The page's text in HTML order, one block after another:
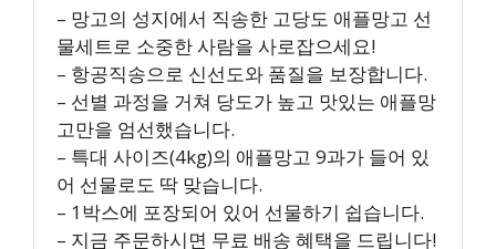
– 망고의 성지에서 직송한 고당도 애플망고 선
물세트로 소중한 사람을 사로잡으세요!
– 항공직송으로 신선도와 품질을 보장합니다.
– 선별 과정을 거쳐 당도가 높고 맛있는 애플망
고만을 엄선했습니다.
– 특대 사이즈(4kg)의 애플망고 9과가 들어 있
어 선물로도 딱 맞습니다.
– 1박스에 포장되어 있어 선물하기 쉽습니다.
– 지금 주문하시면 무료 배송 혜택을 드립니다!